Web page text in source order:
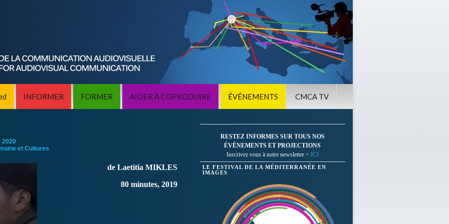
INFORMER FORMER AIDER À COPRODUIRE ÉVÉNEMENTS CMCA TV
2020
et Cultures
de Laetitia MIKLES
80 minutes, 2019
RESTEZ INFORMES SUR TOUS NOS
ÉVÉNEMENTS ET PROJECTIONS
Inscrivez vous à notre newsletter > ICI
LE FESTIVAL DE LA MÉDITERRANÉE EN
IMAGES